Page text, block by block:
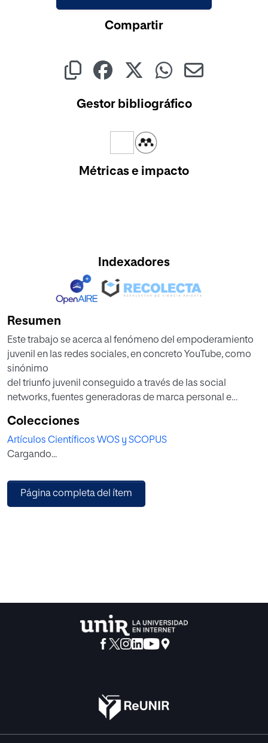
Compartir
Gestor bibliográfico
Métricas e impacto
Indexadores
Resumen
Este trabajo se acerca al fenómeno del empoderamiento
juvenil en las redes sociales, en concreto YouTube, como
sinónimo
del triunfo juvenil conseguido a través de las social
networks, fuentes generadoras de marca personal e
económicos. Para ello estudia el alcance de los canales
de los diez youtubers españoles más relevantes según
Social
personal branding. El análisis descriptivo de sus canales y
los últimos
Colecciones
Artículos Científicos WOS y SCOPUS
Cargando...
Página completa del ítem